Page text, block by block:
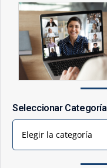
Seleccionar Categoría
Elegir la categoría